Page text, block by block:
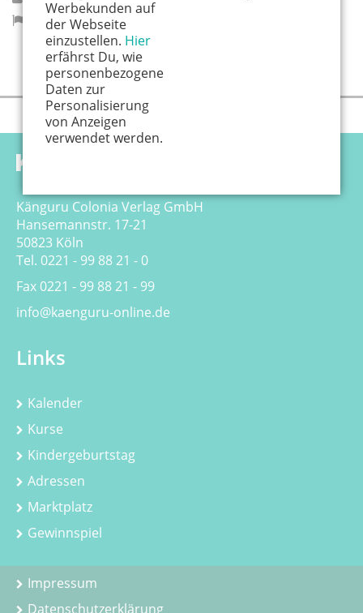
Werbekunden auf
der Webseite
einzustellen. Hier
erfährst Du, wie
personenbezogene
Daten zur
Personalisierung
von Anzeigen
verwendet werden.
Monheim am Rhein
Känguru Colonia Verlag GmbH
Hansemannstr. 17-21
50823 Köln
Tel. 0221 - 99 88 21 - 0
Fax 0221 - 99 88 21 - 99
info@kaenguru-online.de
Links
Kalender
Kurse
Kindergeburtstag
Adressen
Marktplatz
Gewinnspiel
Impressum
Datenschutzerklärung